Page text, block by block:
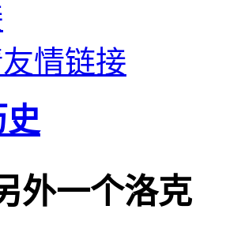
情链接
史
外一个洛克